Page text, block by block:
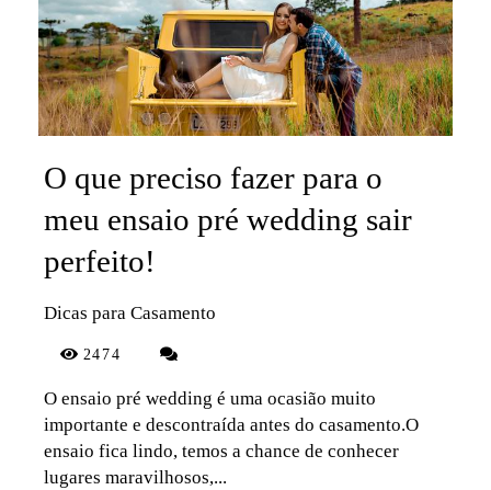
O que preciso fazer para o
meu ensaio pré wedding sair
perfeito!
Dicas para Casamento
2474
O ensaio pré wedding é uma ocasião muito
importante e descontraída antes do casamento.O
ensaio fica lindo, temos a chance de conhecer
lugares maravilhosos,...